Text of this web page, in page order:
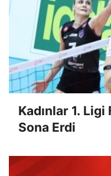
Kadınlar 1. Ligi
Sona Erdi